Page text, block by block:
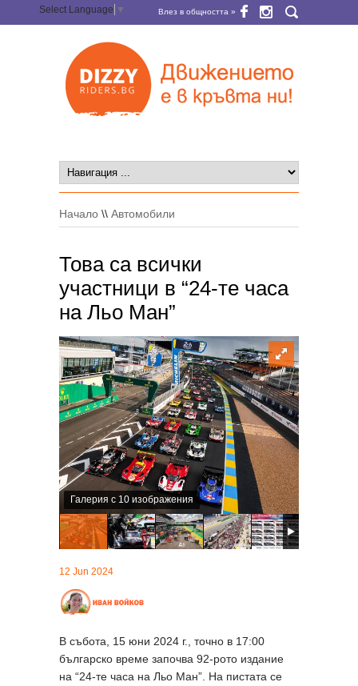
Select Language ▼ Влез в общността »
Начало \\ Автомобили
Това са всички
участници в “24-те часа
на Льо Ман”
Галерия с 10 изображения
12 Jun 2024
В събота, 15 юни 2024 г., точно в 17:00
българско време започва 92-рото издание
на “24-те часа на Льо Ман”. На пистата се